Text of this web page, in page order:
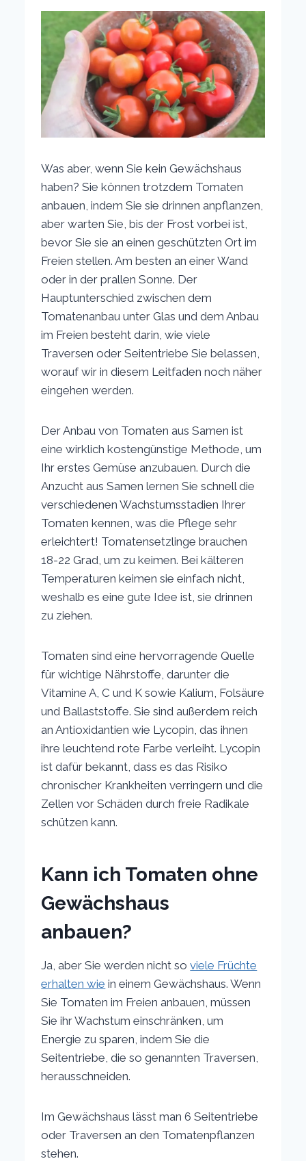
Was aber, wenn Sie kein Gewächshaus
haben? Sie können trotzdem Tomaten
anbauen, indem Sie sie drinnen anpflanzen,
aber warten Sie, bis der Frost vorbei ist,
bevor Sie sie an einen geschützten Ort im
Freien stellen. Am besten an einer Wand
oder in der prallen Sonne. Der
Hauptunterschied zwischen dem
Tomatenanbau unter Glas und dem Anbau
im Freien besteht darin, wie viele
Traversen oder Seitentriebe Sie belassen,
worauf wir in diesem Leitfaden noch näher
eingehen werden.
Der Anbau von Tomaten aus Samen ist
eine wirklich kostengünstige Methode, um
Ihr erstes Gemüse anzubauen. Durch die
Anzucht aus Samen lernen Sie schnell die
verschiedenen Wachstumsstadien Ihrer
Tomaten kennen, was die Pflege sehr
erleichtert! Tomatensetzlinge brauchen
18-22 Grad, um zu keimen. Bei kälteren
Temperaturen keimen sie einfach nicht,
weshalb es eine gute Idee ist, sie drinnen
zu ziehen.
Tomaten sind eine hervorragende Quelle
für wichtige Nährstoffe, darunter die
Vitamine A, C und K sowie Kalium, Folsäure
und Ballaststoffe. Sie sind außerdem reich
an Antioxidantien wie Lycopin, das ihnen
ihre leuchtend rote Farbe verleiht. Lycopin
ist dafür bekannt, dass es das Risiko
chronischer Krankheiten verringern und die
Zellen vor Schäden durch freie Radikale
schützen kann.
Kann ich Tomaten ohne
Gewächshaus
anbauen?
Ja, aber Sie werden nicht soviele Früchte
erhalten wie in einem Gewächshaus. Wenn
Sie Tomaten im Freien anbauen, müssen
Sie ihr Wachstum einschränken, um
Energie zu sparen, indem Sie die
Seitentriebe, die so genannten Traversen,
herausschneiden.
Im Gewächshaus lässt man 6 Seitentriebe
oder Traversen an den Tomatenpflanzen
stehen.